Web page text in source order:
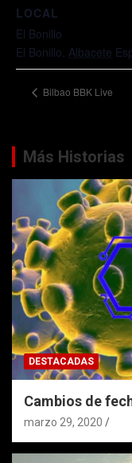
LOCAL
El Bonillo
El Bonillo, Albacete
Bilbao BBK Live
Más Historias
DESTACADAS
Cambios de
marzo 29, 2020